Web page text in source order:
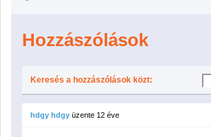
Hozzászólások
Keresés a hozzászólások közt:
hdgy hdgy üzente 12 éve